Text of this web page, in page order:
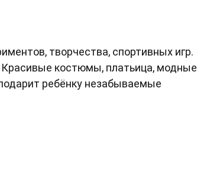
творчества, спортивных игр.
костюмы, платьица, модные
ребёнку незабываемые